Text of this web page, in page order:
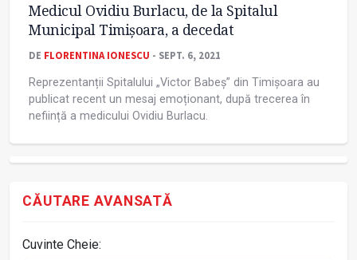
Medicul Ovidiu Burlacu, de la Spitalul
Municipal Timișoara, a decedat
DE FLORENTINA IONESCU - SEPT. 6, 2021
Reprezentanții Spitalului „Victor Babeș” din Timișoara au
publicat recent un mesaj emoționant, după trecerea în
neființă a medicului Ovidiu Burlacu.
CĂUTARE AVANSATĂ
Cuvinte Cheie: